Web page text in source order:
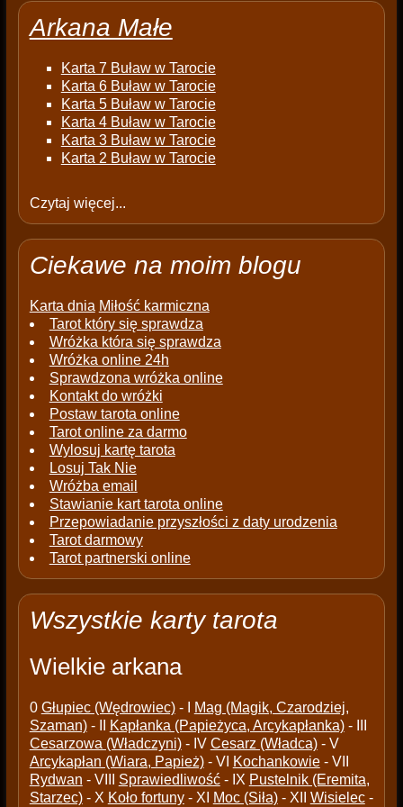
Arkana Małe
Karta 7 Buław w Tarocie
Karta 6 Buław w Tarocie
Karta 5 Buław w Tarocie
Karta 4 Buław w Tarocie
Karta 3 Buław w Tarocie
Karta 2 Buław w Tarocie
Czytaj więcej...
Ciekawe na moim blogu
Karta dnia Miłość karmiczna
Tarot który się sprawdza
Wróżka która się sprawdza
Wróżka online 24h
Sprawdzona wróżka online
Kontakt do wróżki
Postaw tarota online
Tarot online za darmo
Wylosuj kartę tarota
Losuj Tak Nie
Wróżba email
Stawianie kart tarota online
Przepowiadanie przyszłości z daty urodzenia
Tarot darmowy
Tarot partnerski online
Wszystkie karty tarota
Wielkie arkana
0 Głupiec (Wędrowiec)- I
Mag (Magik, Czarodziej,
Szaman)- II Kapłanka (Papieżyca, Arcykapłanka)- III
Cesarzowa (Władczyni)- IV Cesarz (Władca)- V
Arcykapłan (Wiara, Papież)- VI Kochankowie- VII
Rydwan - VIII Sprawiedliwość- IX Pustelnik (Eremita,
Starzec)- X Koło fortuny- XI Moc (Siła)- XII Wisielec-